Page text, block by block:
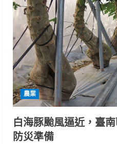
農業
白海豚颱風逼近，臺
防災準備